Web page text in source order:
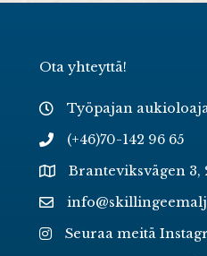
Ota yhteyttä!
Työpajan
(+46)70-142 96 65
Branteviksvägen 3,
Seuraa meitä